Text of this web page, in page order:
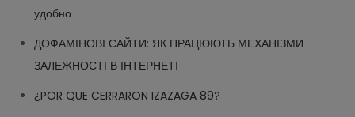
удобно
ДОФАМІНОВІ САЙТИ: ЯК ПРАЦЮЮТЬ МЕХАНІЗМИ
ЗАЛЕЖНОСТІ В ІНТЕРНЕТІ
¿POR QUE CERRARON IZAZAGA 89?